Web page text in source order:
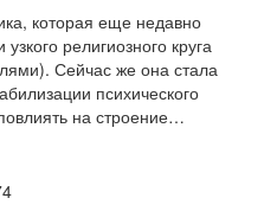
которая еще недавно
религиозного круга
Сейчас же она стала
психического
на строение…